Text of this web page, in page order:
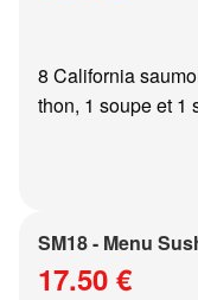
8 California
thon, 1 soupe et 1
SM18 - Menu
17.50 €